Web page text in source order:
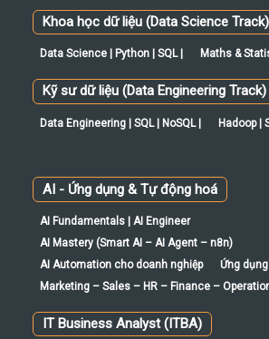
Khoa học dữ liệu (Data Science Track)
Data Science | Python | SQL | Maths &
Kỹ sư dữ liệu (Data Engineering Track)
Data Engineering | SQL | NoSQL | Hadoop |
AI - Ứng dụng & Tự động hoá
AI Fundamentals | AI Engineer
AI Mastery (Smart AI – AI Agent – n8n)
AI Automation cho doanh nghiệp
Ứng
Marketing – Sales – HR – Finance –
IT Business Analyst (ITBA)